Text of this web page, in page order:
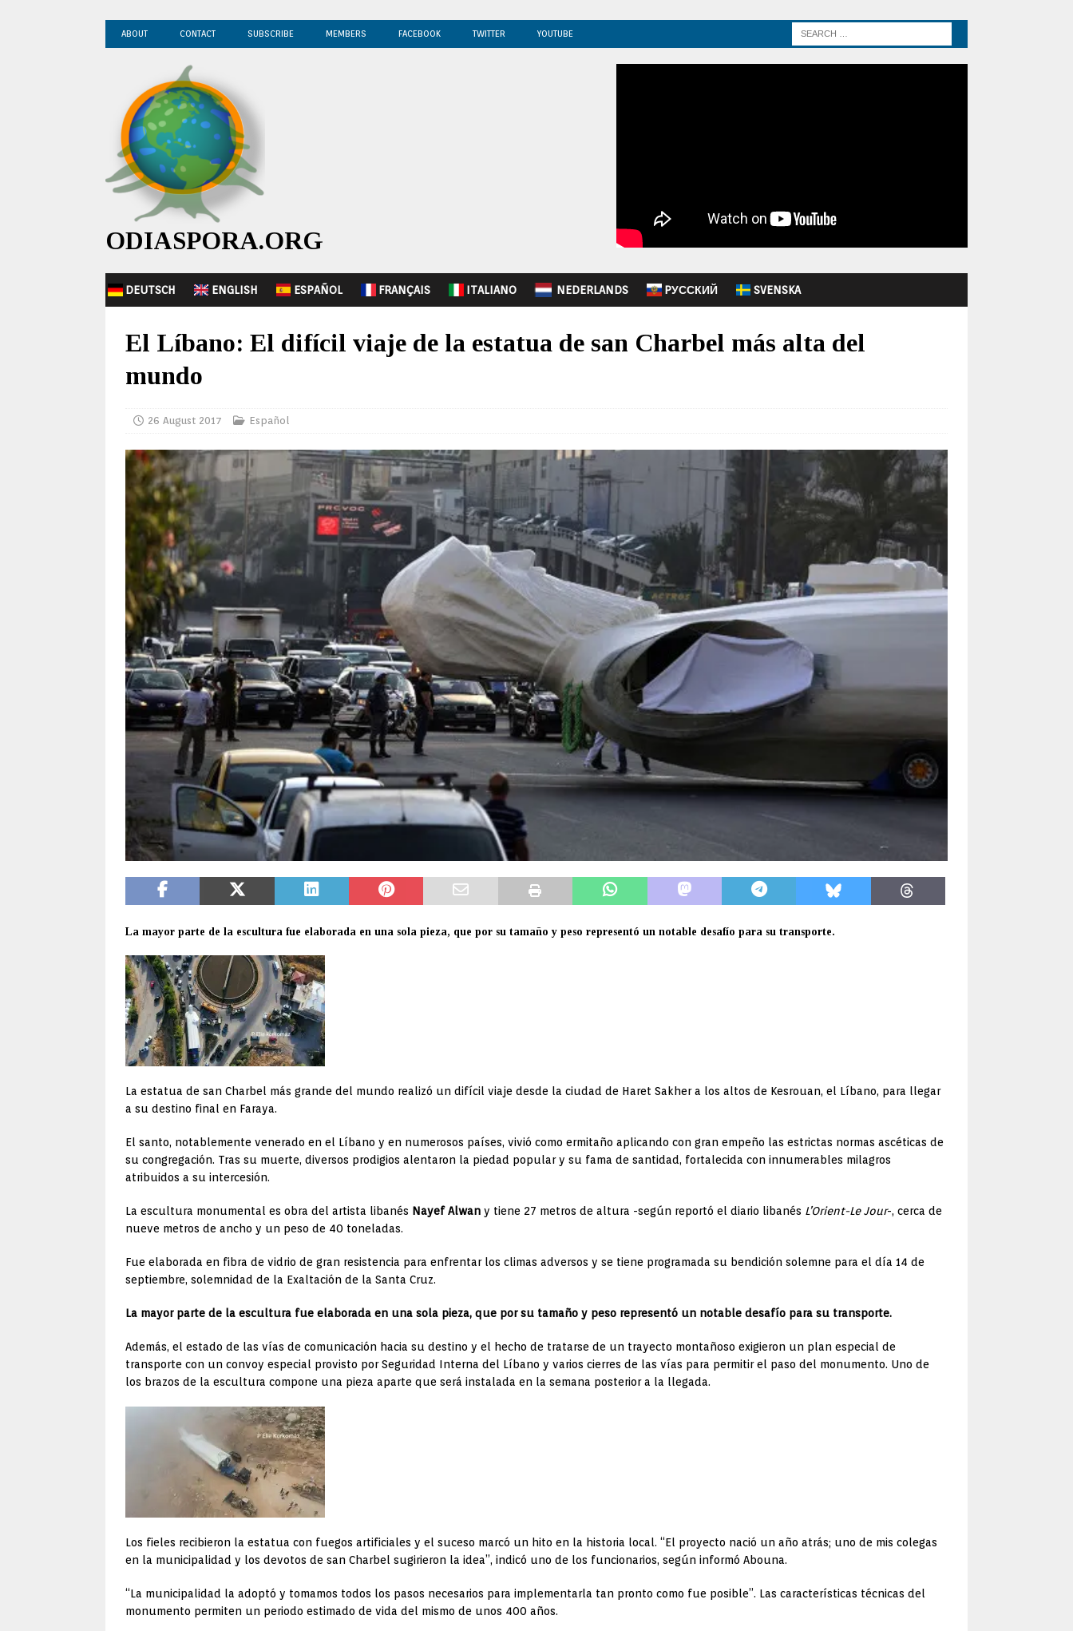
ABOUT CONTACT SUBSCRIBE MEMBERS FACEBOOK TWITTER YOUTUBE
ODIASPORA.ORG
DEUTSCH ENGLISH ESPAÑOL FRANÇAIS ITALIANO NEDERLANDS PУССКИЙ SVENSKA
El Líbano: El difícil viaje de la estatua de san Charbel más alta del
mundo
26 August 2017 Español
La mayor parte de la escultura fue elaborada en una sola pieza, que por su tamaño y peso representó un notable desafío para su transporte.
La estatua de san Charbel más grande del mundo realizó un difícil viaje desde la ciudad de Haret Sakher a los altos de Kesrouan, el Líbano, para llegar
a su destino final en Faraya.
El santo, notablemente venerado en el Líbano y en numerosos países, vivió como ermitaño aplicando con gran empeño las estrictas normas ascéticas de
su congregación. Tras su muerte, diversos prodigios alentaron la piedad popular y su fama de santidad, fortalecida con innumerables milagros
atribuidos a su intercesión.
La escultura monumental es obra del artista libanés Nayef Alwan y tiene 27 metros de altura -según reportó el diario libanés L’Orient-Le Jour-, cerca de
nueve metros de ancho y un peso de 40 toneladas.
Fue elaborada en fibra de vidrio de gran resistencia para enfrentar los climas adversos y se tiene programada su bendición solemne para el día 14 de
septiembre, solemnidad de la Exaltación de la Santa Cruz.
La mayor parte de la escultura fue elaborada en una sola pieza, que por su tamaño y peso representó un notable desafío para su transporte.
Además, el estado de las vías de comunicación hacia su destino y el hecho de tratarse de un trayecto montañoso exigieron un plan especial de
transporte con un convoy especial provisto por Seguridad Interna del Líbano y varios cierres de las vías para permitir el paso del monumento. Uno de
los brazos de la escultura compone una pieza aparte que será instalada en la semana posterior a la llegada.
Los fieles recibieron la estatua con fuegos artificiales y el suceso marcó un hito en la historia local. “El proyecto nació un año atrás; uno de mis colegas
en la municipalidad y los devotos de san Charbel sugirieron la idea”, indicó uno de los funcionarios, según informó Abouna.
“La municipalidad la adoptó y tomamos todos los pasos necesarios para implementarla tan pronto como fue posible”. Las características técnicas del
monumento permiten un periodo estimado de vida del mismo de unos 400 años.